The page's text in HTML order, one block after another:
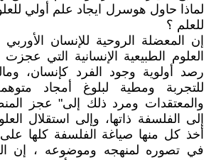
لماذا حاول هوسرل ايجاد علم أولي
للعلم ؟
إن المعضلة الروحية للإنسان
العلوم الطبيعية الإنسانية التي
رصد أولوية وجود الفرد كإنسان،
للتجربة ومطية لبلوغ أمجاد
والمعتقدات ومرد ذلك إلى" عجز
إلى الفلسفة ذاتها، وإلى استقلال
أخذ كل منها صياغة الفلسفة كلها
في تصوره لمنهجه وموضوعه ، إن